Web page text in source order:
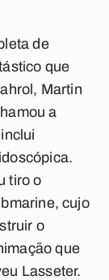
de
que
Martin
a
tiro o
cujo
o
que
Lasseter.